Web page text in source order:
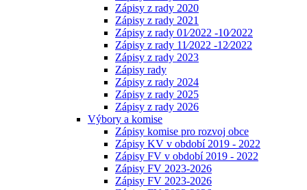
Zápisy z rady 2020
Zápisy z rady 2021
Zápisy z rady 01⁄2022 -10⁄2022
Zápisy z rady 11⁄2022 -12⁄2022
Zápisy z rady 2023
Zápisy rady
Zápisy z rady 2024
Zápisy z rady 2025
Zápisy z rady 2026
Výbory a komise
Zápisy komise pro rozvoj obce
Zápisy KV v období 2019 - 2022
Zápisy FV v období 2019 - 2022
Zápisy FV 2023-2026
Zápisy FV 2023-2026